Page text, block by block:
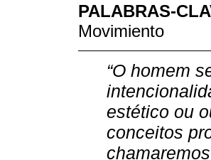
PALABRAS-
Movimiento
“O homem
estético ou
conceitos